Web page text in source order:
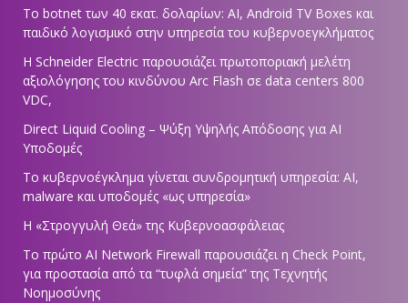
Το botnet των 40 εκατ. δολαρίων: AI, Android TV Boxes και
παιδικό λογισμικό στην υπηρεσία του κυβερνοεγκλήματος
Η Schneider Electric παρουσιάζει πρωτοποριακή μελέτη
αξιολόγησης του κινδύνου Arc Flash σε data centers 800
VDC,
Direct Liquid Cooling – Ψύξη Υψηλής Απόδοσης για AI
Υποδομές
Το κυβερνοέγκλημα γίνεται συνδρομητική υπηρεσία: AI,
malware και υποδομές «ως υπηρεσία»
Η «Στρογγυλή Θεά» της Κυβερνοασφάλειας
Tο πρώτο AI Network Firewall παρουσιάζει η Check Point,
για προστασία από τα “τυφλά σημεία” της Τεχνητής
Νοημοσύνης